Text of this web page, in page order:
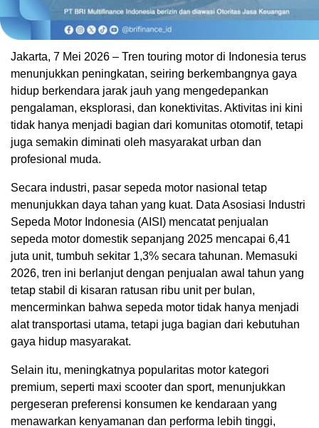
Jakarta, 7 Mei 2026 – Tren touring motor di Indonesia terus
menunjukkan peningkatan, seiring berkembangnya gaya
hidup berkendara jarak jauh yang mengedepankan
pengalaman, eksplorasi, dan konektivitas. Aktivitas ini kini
tidak hanya menjadi bagian dari komunitas otomotif, tetapi
juga semakin diminati oleh masyarakat urban dan
profesional muda.
Secara industri, pasar sepeda motor nasional tetap
menunjukkan daya tahan yang kuat. Data Asosiasi Industri
Sepeda Motor Indonesia (AISI) mencatat penjualan
sepeda motor domestik sepanjang 2025 mencapai 6,41
juta unit, tumbuh sekitar 1,3% secara tahunan. Memasuki
2026, tren ini berlanjut dengan penjualan awal tahun yang
tetap stabil di kisaran ratusan ribu unit per bulan,
mencerminkan bahwa sepeda motor tidak hanya menjadi
alat transportasi utama, tetapi juga bagian dari kebutuhan
gaya hidup masyarakat.
Selain itu, meningkatnya popularitas motor kategori
premium, seperti maxi scooter dan sport, menunjukkan
pergeseran preferensi konsumen ke kendaraan yang
menawarkan kenyamanan dan performa lebih tinggi,